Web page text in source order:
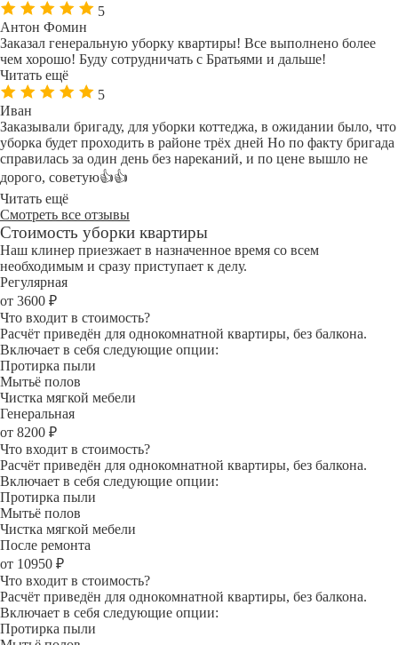
5
Антон Фомин
Заказал генеральную уборку квартиры! Все выполнено более
чем хорошо! Буду сотрудничать с Братьями и дальше!
Читать ещё
5
Иван
Заказывали бригаду, для уборки коттеджа, в ожидании было, что
уборка будет проходить в районе трёх дней Но по факту бригада
справилась за один день без нареканий, и по цене вышло не
дорого, советую👍👍
Читать ещё
Смотреть все отзывы
Стоимость уборки квартиры
Наш клинер приезжает в назначенное время со всем
необходимым и сразу приступает к делу.
Регулярная
от 3600 ₽
Что входит в стоимость?
Расчёт приведён для однокомнатной квартиры, без балкона.
Включает в себя следующие опции:
Протирка пыли
Мытьё полов
Чистка мягкой мебели
Генеральная
от 8200 ₽
Что входит в стоимость?
Расчёт приведён для однокомнатной квартиры, без балкона.
Включает в себя следующие опции:
Протирка пыли
Мытьё полов
Чистка мягкой мебели
После ремонта
от 10950 ₽
Что входит в стоимость?
Расчёт приведён для однокомнатной квартиры, без балкона.
Включает в себя следующие опции:
Протирка пыли